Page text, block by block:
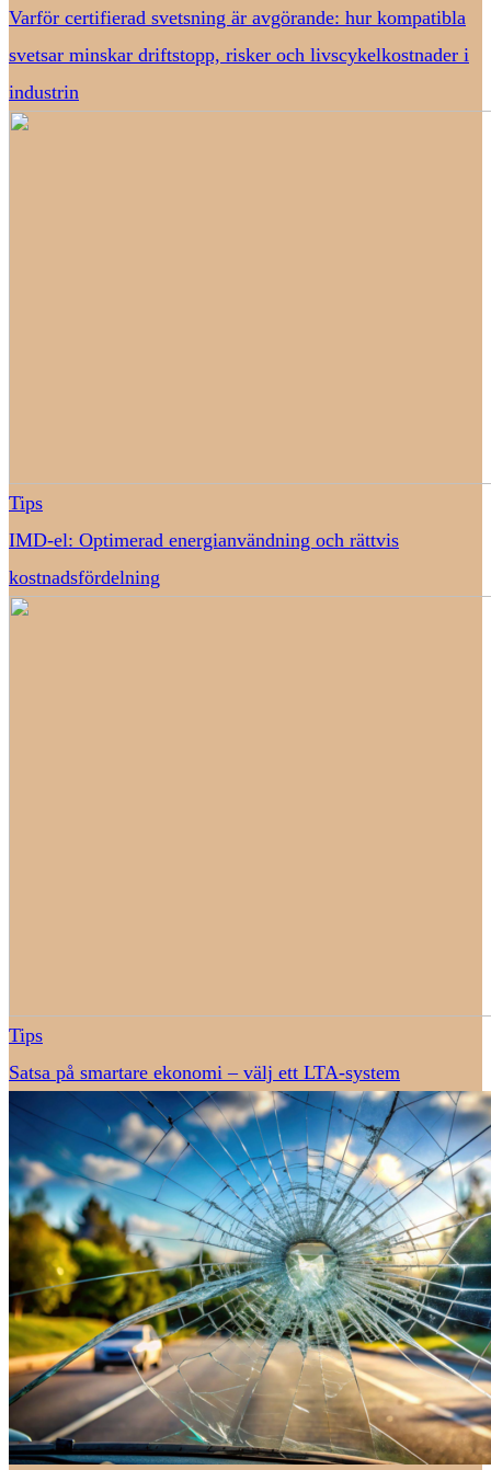
Varför certifierad svetsning är avgörande: hur kompatibla
svetsar minskar driftstopp, risker och livscykelkostnader i
industrin
Tips
IMD-el: Optimerad energianvändning och rättvis
kostnadsfördelning
Tips
Satsa på smartare ekonomi – välj ett LTA-system